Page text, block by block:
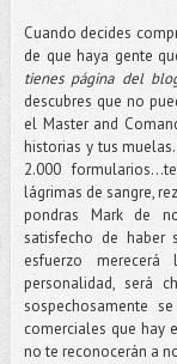
Cuando decides
de que haya gente
tienes página del
descubres que no
el Master and
historias y tus
2.000
lágrimas de sangre,
pondras Mark de
satisfecho de haber
esfuerzo
personalidad, será
sospechosamente
comerciales que hay
no te reconocerán a